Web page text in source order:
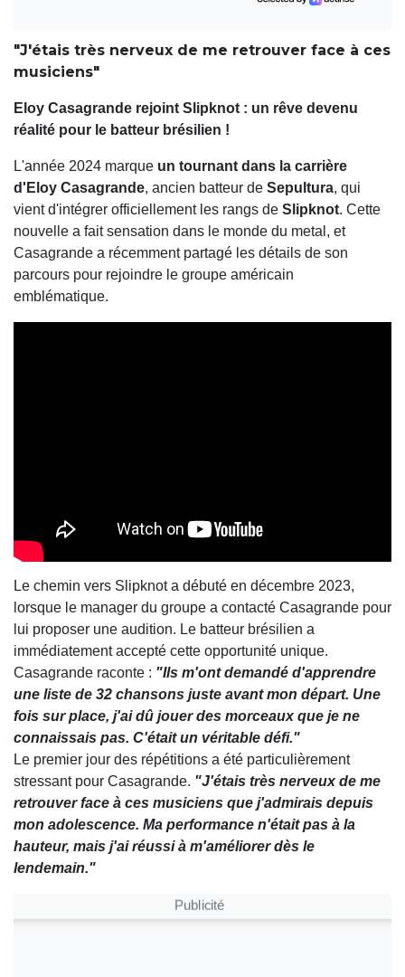
"J'étais très nerveux de me retrouver face à ces
musiciens"
Eloy Casagrande rejoint Slipknot : un rêve devenu
réalité pour le batteur brésilien !
L'année 2024 marque un tournant dans la carrière
d'Eloy Casagrande, ancien batteur de Sepultura, qui
vient d'intégrer officiellement les rangs de Slipknot. Cette
nouvelle a fait sensation dans le monde du metal, et
Casagrande a récemment partagé les détails de son
parcours pour rejoindre le groupe américain
emblématique.
Le chemin vers Slipknot a débuté en décembre 2023,
lorsque le manager du groupe a contacté Casagrande pour
lui proposer une audition. Le batteur brésilien a
immédiatement accepté cette opportunité unique.
Casagrande raconte : "Ils m'ont demandé d'apprendre
une liste de 32 chansons juste avant mon départ. Une
fois sur place, j'ai dû jouer des morceaux que je ne
connaissais pas. C'était un véritable défi."
Le premier jour des répétitions a été particulièrement
stressant pour Casagrande. "J'étais très nerveux de me
retrouver face à ces musiciens que j'admirais depuis
mon adolescence. Ma performance n'était pas à la
hauteur, mais j'ai réussi à m'améliorer dès le
lendemain."
Publicité